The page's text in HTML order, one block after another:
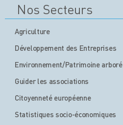
Nos Secteurs
Agriculture
Développement des Entreprises
Environnement/Patrimoine arboré
Guider les associations
Citoyenneté européenne
Statistiques socio-économiques